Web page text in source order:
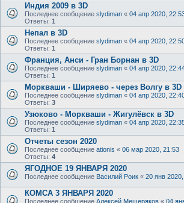
Индия 2009 в 3D
Последнее сообщение slydiman « 04 апр 2020,
Ответы: 1
Непал в 3D
Последнее сообщение slydiman « 04 апр 2020,
Ответы: 1
Франция, Анси - Гран Борнан в 3D
Последнее сообщение slydiman « 04 апр 2020,
Ответы: 1
Моркваши - Ширяево - через Волгу в 3D
Последнее сообщение slydiman « 04 апр 2020,
Ответы: 3
Узюково - Моркваши - Жигулёвск в 3D
Последнее сообщение slydiman « 04 апр 2020,
Ответы: 1
Отчеты сезон 2020
Последнее сообщение ationis « 06 мар 2020, 21:53
Ответы: 4
ЯГОДНОЕ 19 ЯНВАРЯ 2020
Последнее сообщение Василий Роик « 20 янв
КОМСА 3 ЯНВАРЯ 2020
Последнее сообщение Алексей Мещеряков « 04